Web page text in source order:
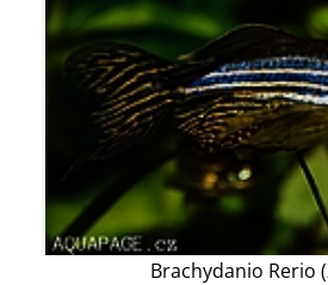
Brachydanio Rerio